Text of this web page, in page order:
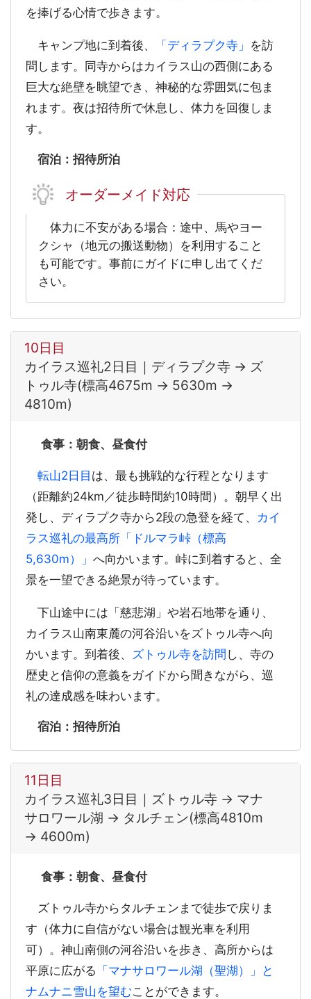
を捧げる心情で歩きます。
キャンプ地に到着後、 「ディラプク寺」 を訪
問します。同寺からはカイラス山の西側にある
巨大な絶壁を眺望でき、神秘的な雰囲気に包ま
れます。夜は招待所で休息し、体力を回復しま
す。
宿泊：招待所泊
オーダーメイド対応
体力に不安がある場合：途中、馬やヨー
クシャ（地元の搬送動物）を利用すること
も可能です。事前にガイドに申し出てくだ
さい。
10日目
カイラス巡礼2日目｜ディラプク寺 → ズ
トゥル寺(標高4675m → 5630m →
4810m)
食事：朝食、昼食付
転山2日目 は、最も挑戦的な行程となります
（距離約24km／徒歩時間約10時間）。朝早く出
発し、ディラプク寺から2段の急登を経て、 カイ
ラス巡礼の最高所「ドルマラ峠（標高
5,630m）」へ向かいます。峠に到着すると、全
景を一望できる絶景が待っています。
下山途中には「慈悲湖」や岩石地帯を通り、
カイラス山南東麓の河谷沿いをズトゥル寺へ向
かいます。到着後、 ズトゥル寺を訪問 し、寺の
歴史と信仰の意義をガイドから聞きながら、巡
礼の達成感を味わいます。
宿泊：招待所泊
11日目
カイラス巡礼3日目｜ズトゥル寺 → マナ
サロワール湖 → タルチェン(標高4810m
→ 4600m)
食事：朝食、昼食付
ズトゥル寺からタルチェンまで徒歩で戻りま
す（体力に自信がない場合は観光車を利用
可）。神山南側の河谷沿いを歩き、高所からは
平原に広がる 「マナサロワール湖（聖湖）」と
ナムナニ雪山を望むことができます。